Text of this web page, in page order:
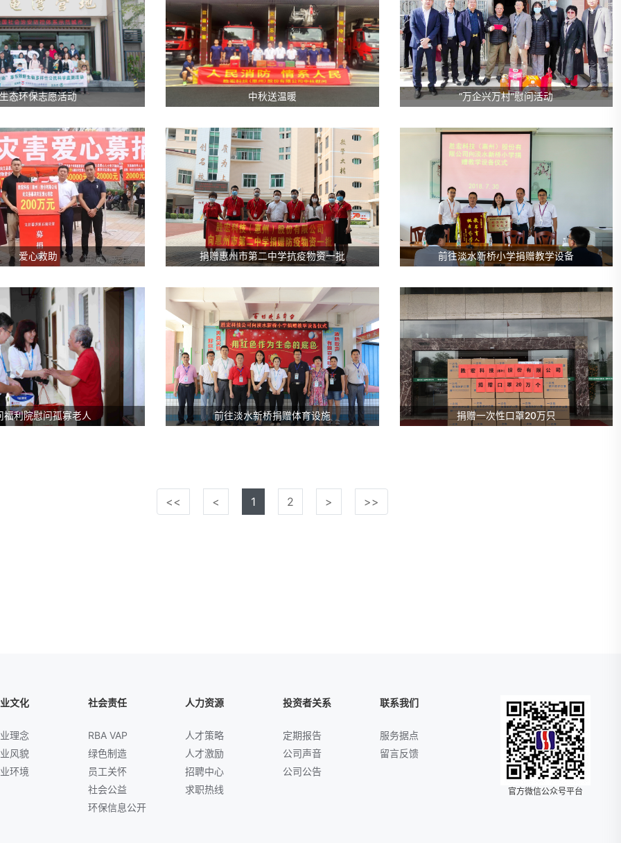
生态环保志愿活动 中秋送温暖 “万企兴万村”慰问活动
爱心救助 捐赠惠州市第二中学抗疫物资一批 前往淡水新桥小学捐赠教学设备
福利院慰问孤寡老人 前往淡水新桥捐赠体育设施 捐赠一次性口罩20万只
<< < 1 2 > >>
文化
理念
风貌
环境
社会责任
RBA VAP
绿色制造
员工关怀
社会公益
环保信息公开
人力资源
人才策略
人才激励
招聘中心
求职热线
投资者关系
定期报告
公司声音
公司公告
联系我们
服务据点
留言反馈
官方微信公众号平台